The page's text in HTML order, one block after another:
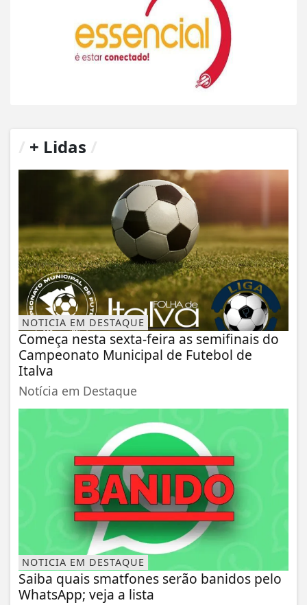
+ Lidas
NOTICIA EM DESTAQUE
Começa nesta sexta-feira as semifinais do
Campeonato Municipal de Futebol de
Italva
Notícia em Destaque
NOTICIA EM DESTAQUE
Saiba quais smatfones serão banidos pelo
WhatsApp; veja a lista